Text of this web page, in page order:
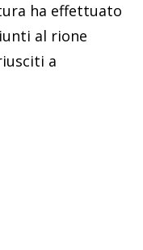
ha effettuato
al rione
a